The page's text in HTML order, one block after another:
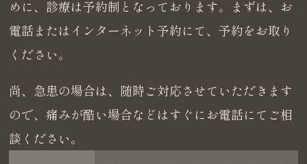
めに、診療は予約制となっております。まずは、お
電話またはインターネット予約にて、予約をお取り
ください。
尚、急患の場合は、随時ご対応させていただきます
ので、痛みが酷い場合などはすぐにお電話にてご相
談ください。